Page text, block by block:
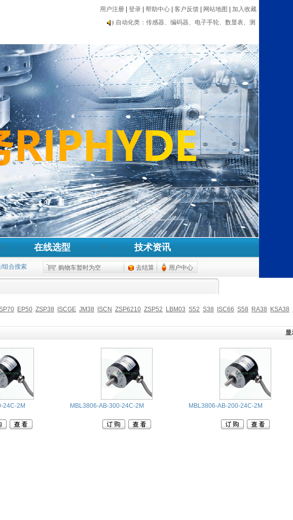
用户注册 登录 帮助中心 客户反馈 网站地图 加入收藏
编码器大品牌推荐：海德汉、内密控、欧姆龙、光洋
速器等设备
编码器大品牌推荐：海德汉、内密控、欧姆龙、光洋
自动化类：传感器、编码器、电子手轮、数显表、测
速器等设备
在线选型 技术资讯
组合搜索 购物车暂时为空 去结算 用户中心
EP50 ZSP38 ISCGE JM38 ISCN ZSP6210 ZSP52 LBM03 S52 S38 ISC66 S58 RA38 KSA38
显
24C-2M MBL3806-AB-300-24C-2M MBL3806-AB-200-24C-2M